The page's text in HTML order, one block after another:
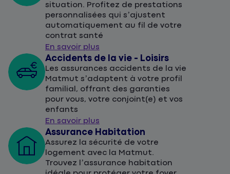
situation. Profitez de prestations
personnalisées qui s’ajustent
automatiquement au fil de votre
contrat santé
En savoir plus
Accidents de la vie - Loisirs
Les assurances accidents de la vie
Matmut s’adaptent à votre profil
familial, offrant des garanties
pour vous, votre conjoint(e) et vos
enfants
En savoir plus
Assurance Habitation
Assurez la sécurité de votre
logement avec la Matmut.
Trouvez l’assurance habitation